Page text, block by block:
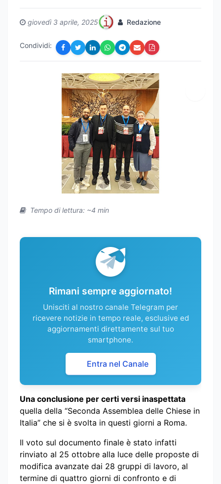
giovedì 3 aprile, 2025 Redazione
Condividi:
Tempo di lettura: ~4 min
Rimani sempre aggiornato!
Unisciti al nostro canale Telegram per
ricevere notizie in tempo reale, esclusive ed
aggiornamenti direttamente sul tuo
smartphone.
Entra nel Canale
Una conclusione per certi versi inaspettata
quella della “Seconda Assemblea delle Chiese in
Italia” che si è svolta in questi giorni a Roma.
Il voto sul documento finale è stato infatti
rinviato al 25 ottobre alla luce delle proposte di
modifica avanzate dai 28 gruppi di lavoro, al
termine di quattro giorni di confronto e di